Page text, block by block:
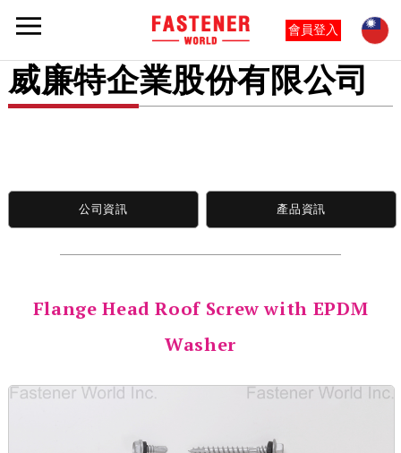
會員登入
威廉特企業股份有限公司
公司資訊 產品資訊
Flange Head Roof Screw with EPDM
Washer